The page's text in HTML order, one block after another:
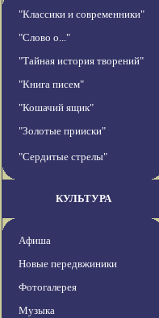
"Классики и современники"
"Слово о..."
"Тайная история творений"
"Книга писем"
"Кошачий ящик"
"Золотые прииски"
"Сердитые стрелы"
КУЛЬТУРА
Афиша
Новые передвжиники
Фотогалерея
Музыка